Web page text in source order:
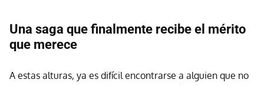
Una saga que finalmente recibe el mérito
que merece
A estas alturas, ya es difícil encontrarse a alguien que no